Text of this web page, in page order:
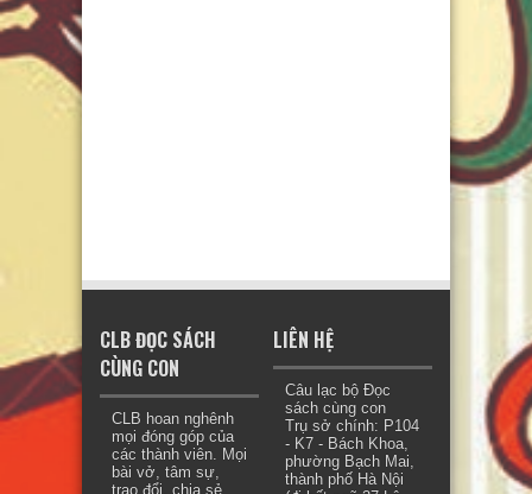
CLB ĐỌC SÁCH
CÙNG CON
CLB hoan nghênh
mọi đóng góp của
các thành viên. Mọi
bài vở, tâm sự,
trao đổi, chia sẻ
LIÊN HỆ
Câu lạc bộ Đọc
sách cùng con
Trụ sở chính: P104
- K7 - Bách Khoa,
phường Bạch Mai,
thành phố Hà Nội